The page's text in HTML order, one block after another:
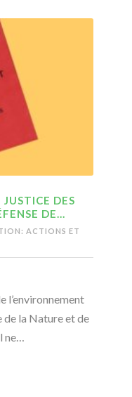
DES
DE…
ACTIONS ET
l’environnement
la Nature et de